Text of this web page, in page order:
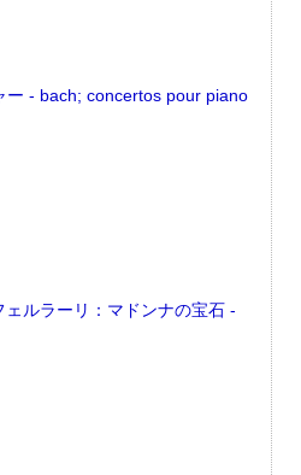
ー - bach; concertos pour piano
ルラーリ：マドンナの宝石 -